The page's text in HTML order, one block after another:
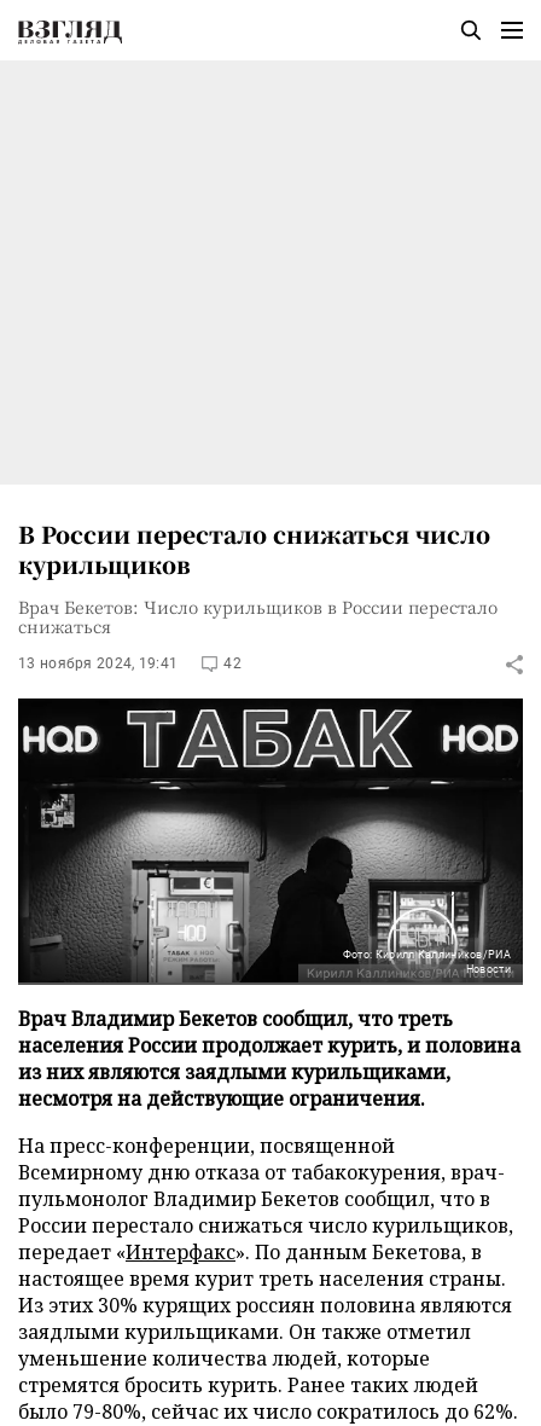
В России перестало снижаться число
курильщиков
Врач Бекетов: Число курильщиков в России перестало
снижаться
13 ноября 2024, 19:41 42
Фото: Кирилл Каллиников/РИА
Новости
Врач Владимир Бекетов сообщил, что треть
населения России продолжает курить, и половина
из них являются заядлыми курильщиками,
несмотря на действующие ограничения.
На пресс-конференции, посвященной
Всемирному дню отказа от табакокурения, врач-
пульмонолог Владимир Бекетов сообщил, что в
России перестало снижаться число курильщиков,
передает «Интерфакс». По данным Бекетова, в
настоящее время курит треть населения страны.
Из этих 30% курящих россиян половина являются
заядлыми курильщиками. Он также отметил
уменьшение количества людей, которые
стремятся бросить курить. Ранее таких людей
было 79-80%, сейчас их число сократилось до 62%.